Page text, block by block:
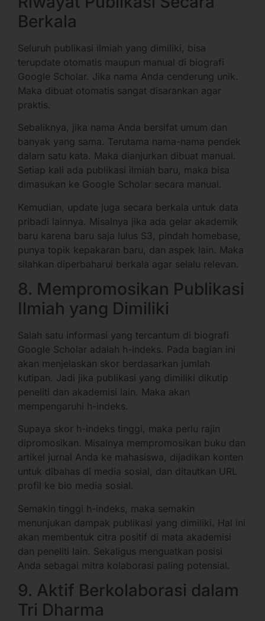
Berkala
Seluruh publikasi ilmiah yang dimiliki, bisa
terupdate otomatis maupun manual di biografi
Google Scholar. Jika nama Anda cenderung unik.
Maka dibuat otomatis sangat disarankan agar
praktis.
Sebaliknya, jika nama Anda bersifat umum dan
banyak yang sama. Terutama nama-nama pendek
dalam satu kata. Maka dianjurkan dibuat manual.
Setiap kali ada publikasi ilmiah baru, maka bisa
dimasukan ke Google Scholar secara manual.
Kemudian, update juga secara berkala untuk data
pribadi lainnya. Misalnya jika ada gelar akademik
baru karena baru saja lulus S3, pindah homebase,
punya topik kepakaran baru, dan aspek lain. Maka
silahkan diperbaharui berkala agar selalu relevan.
8. Mempromosikan Publikasi
Ilmiah yang Dimiliki
Salah satu informasi yang tercantum di biografi
Google Scholar adalah h-indeks. Pada bagian ini
akan menjelaskan skor berdasarkan jumlah
kutipan. Jadi jika publikasi yang dimiliki dikutip
peneliti dan akademisi lain. Maka akan
mempengaruhi h-indeks.
Supaya skor h-indeks tinggi, maka perlu rajin
dipromosikan. Misalnya mempromosikan buku dan
artikel jurnal Anda ke mahasiswa, dijadikan konten
untuk dibahas di media sosial, dan ditautkan URL
profil ke bio media sosial.
Semakin tinggi h-indeks, maka semakin
menunjukan dampak publikasi yang dimiliki. Hal ini
akan membentuk citra positif di mata akademisi
dan peneliti lain. Sekaligus menguatkan posisi
Anda sebagai mitra kolaborasi paling potensial.
9. Aktif Berkolaborasi dalam
Tri Dharma